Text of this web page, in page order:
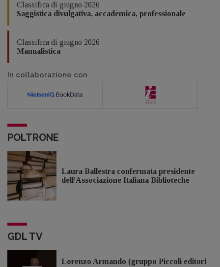
Classifica di giugno 2026
Saggistica divulgativa, accademica, professionale
Classifica di giugno 2026
Manualistica
In collaborazione con
POLTRONE
Laura Ballestra confermata presidente
dell’Associazione Italiana Biblioteche
GDL TV
Lorenzo Armando (gruppo Piccoli editori